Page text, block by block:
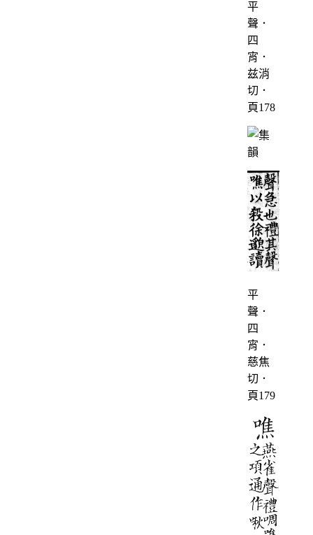
平
聲．
四
宵．
兹消
切．
頁178
平
聲．
四
宵．
慈焦
切．
頁179